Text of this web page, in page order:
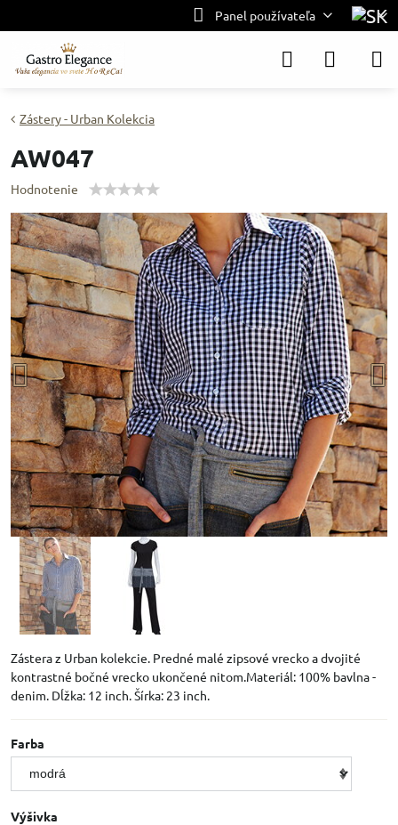
Panel používateľa
Zástery - Urban Kolekcia
AW047
Hodnotenie
Zástera z Urban kolekcie. Predné malé zipsové vrecko a dvojité
kontrastné bočné vrecko ukončené nitom.Materiál: 100% bavlna -
denim. Dĺžka: 12 inch. Šírka: 23 inch.
Farba
Výšivka